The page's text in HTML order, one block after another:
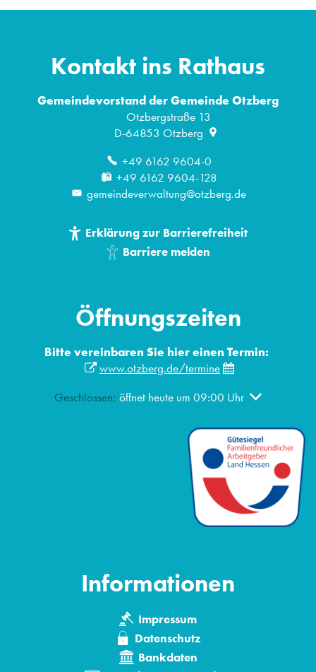
Kontakt ins Rathaus
Gemeindevorstand der Gemeinde Otzberg
Otzbergstraße 13
D-64853 Otzberg
+49 6162 9604-0
+49 6162 9604-128
gemeindeverwaltung@otzberg.de
Erklärung zur Barrierefreiheit
Barriere melden
Öffnungszeiten
Bitte vereinbaren Sie hier einen Termin:
www.otzberg.de/termine
Klicken, um weitere Öffnungs- oder Schließzeiten
Geschlossen: öffnet heute um 09:00 Uhr
Informationen
Impressum
Datenschutz
Bankdaten